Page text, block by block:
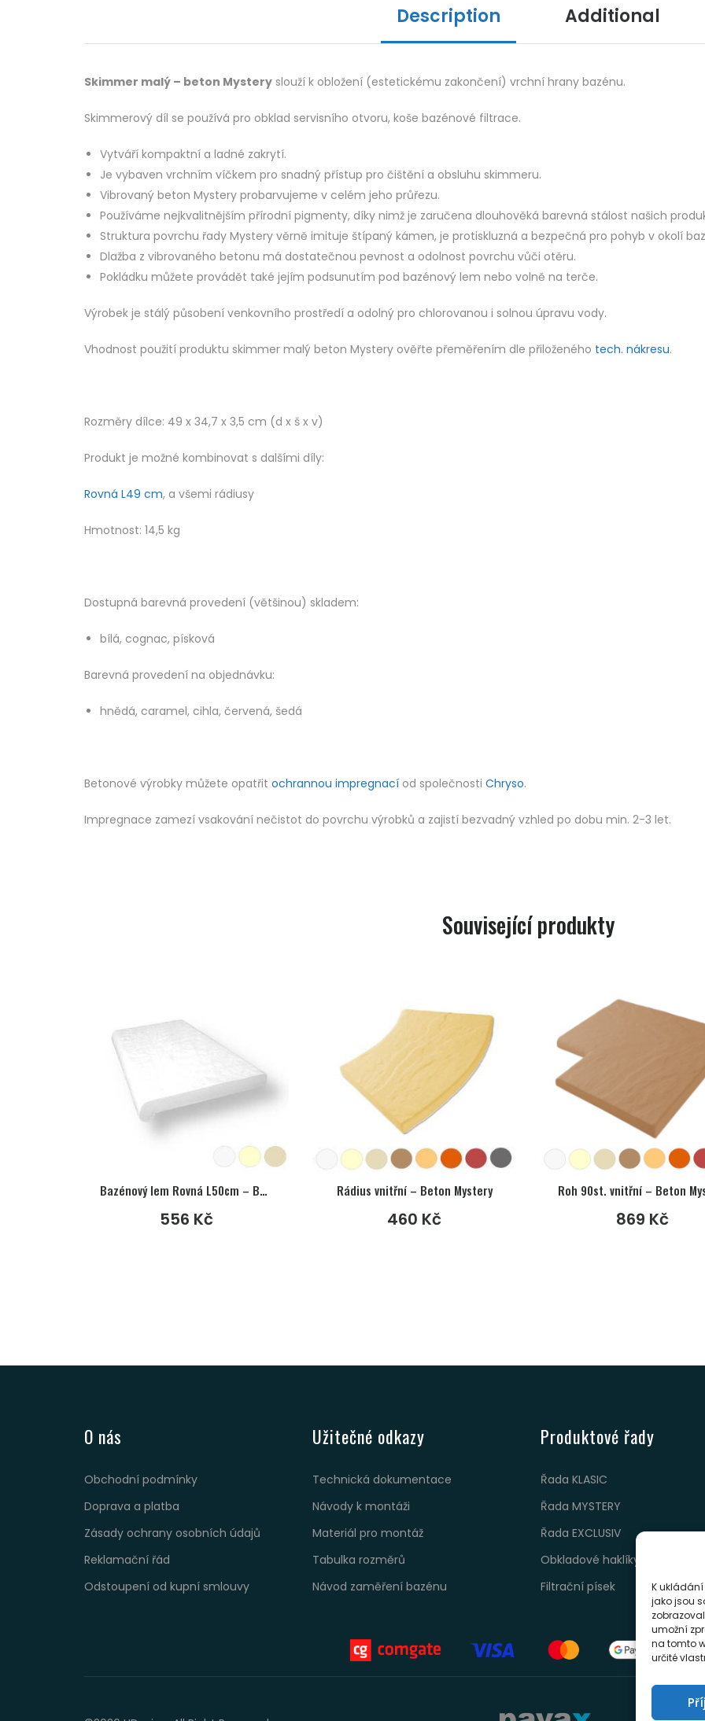
K
jako jsou
umožní
na tomto
určité
Description Additional
Skimmer malý – beton Mysteryslouží k obložení (estetickému zakončení) vrchní hrany bazénu.
Skimmerový díl se používá pro obklad servisního otvoru, koše bazénové filtrace.
Vytváří kompaktní a ladné zakrytí.
Je vybaven vrchním víčkem pro snadný přístup pro čištění a obsluhu skimmeru.
Vibrovaný beton Mystery probarvujeme v celém jeho průřezu.
Používáme nejkvalitnějším přírodní pigmenty, díky nimž je zaručena dlouhověká barevná stálost našich
Struktura povrchu řady Mystery věrně imituje štípaný kámen, je protiskluzná a bezpečná pro pohyb v okolí
Dlažba z vibrovaného betonu má dostatečnou pevnost a odolnost povrchu vůči otěru.
Pokládku můžete provádět také jejím podsunutím pod bazénový lem nebo volně na terče.
Výrobek je stálý působení venkovního prostředí a odolný pro chlorovanou i solnou úpravu vody.
Vhodnost použití produktu skimmer malý beton Mystery ověřte přeměřením dle přiloženého tech. nákresu.
Rozměry dílce: 49 x 34,7 x 3,5 cm (d x š x v)
Produkt je možné kombinovat s dalšími díly:
Rovná L49 cm, a všemi rádiusy
Hmotnost: 14,5 kg
Dostupná barevná provedení (většinou) skladem:
bílá, cognac, písková
Barevná provedení na objednávku:
hnědá, caramel, cihla, červená, šedá
Betonové výrobky můžete opatřit ochrannou impregnacíod společnosti Chryso.
Impregnace zamezí vsakování nečistot do povrchu výrobků a zajistí bezvadný vzhled po dobu min. 2-3 let.
Související produkty
Bazénový lem Rovná L50cm – Beton Exclusive
556 Kč
Rádius vnitřní – Beton Mystery
460 Kč
Roh 90st. vnitřní – Beton
869 Kč
O nás
Obchodní podmínky
Doprava a platba
Zásady ochrany osobních údajů
Reklamační řád
Odstoupení od kupní smlouvy
Užitečné odkazy
Technická dokumentace
Návody k montáži
Materiál pro montáž
Tabulka rozměrů
Návod zaměření bazénu
Produktové řady
Řada KLASIC
Řada MYSTERY
Řada EXCLUSIV
Obkladové haklíky
Filtrační písek